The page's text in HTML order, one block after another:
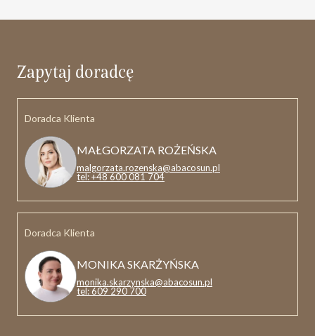
Zapytaj doradcę
Doradca Klienta
MAŁGORZATA ROŻEŃSKA
malgorzata.rozenska@abacosun.pl
tel: +48 600 081 704
Doradca Klienta
MONIKA SKARŻYŃSKA
monika.skarzynska@abacosun.pl
tel: 609 290 700